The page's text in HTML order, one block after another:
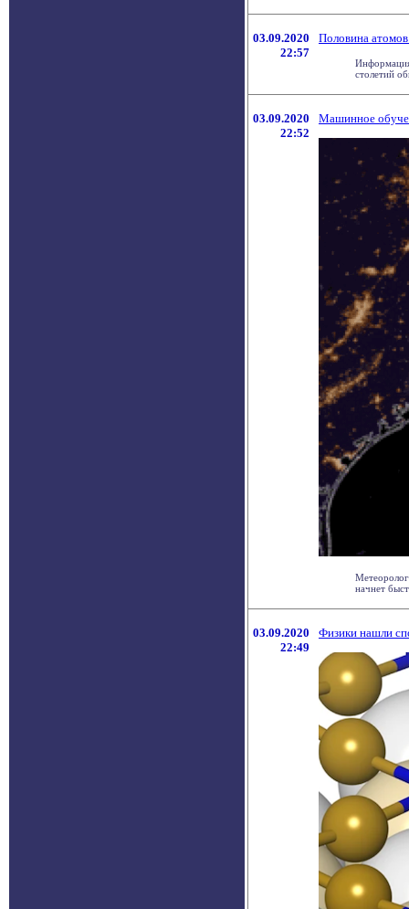
03.09.2020
22:57
Половина
Информация
столетий
03.09.2020
22:52
Машинное
начнет
03.09.2020
22:49
Физики нашли